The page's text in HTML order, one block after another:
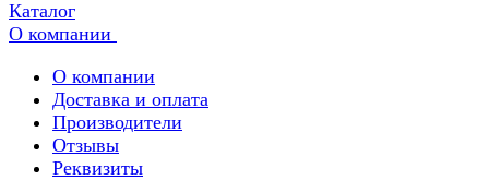
Каталог
О компании
О компании
Доставка и оплата
Производители
Отзывы
Реквизиты